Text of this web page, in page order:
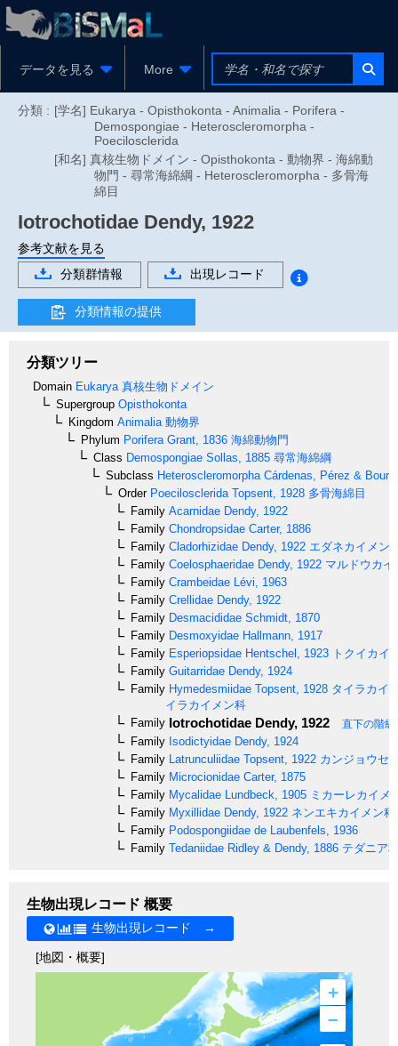
データを見る More
分類 : [学名] Eukarya - Opisthokonta - Animalia - Porifera -
Demospongiae - Heteroscleromorpha -
Poecilosclerida
[和名] 真核生物ドメイン - Opisthokonta - 動物界 - 海綿動
物門 - 尋常海綿綱 - Heteroscleromorpha - 多骨海
綿目
Iotrochotidae Dendy, 1922
参考文献を見る
分類群情報
出現レコード
分類情報の提供
分類ツリー
Domain Eukarya 真核生物ドメイン
Supergroup Opisthokonta
Kingdom Animalia 動物界
Phylum Porifera Grant, 1836 海綿動物門
Class Demospongiae Sollas, 1885 尋常海綿綱
Subclass Heteroscleromorpha Cárdenas, Pérez &
OrderPoecilosclerida Topsent, 1928 多骨海綿目
Family Acarnidae Dendy, 1922
Family Chondropsidae Carter, 1886
Family Cladorhizidae Dendy, 1922 エダネカイメン
Family Coelosphaeridae Dendy, 1922 マルドウカイ
Family Crambeidae Lévi, 1963
Family Crellidae Dendy, 1922
Family Desmacididae Schmidt, 1870
Family Desmoxyidae Hallmann, 1917
Family Esperiopsidae Hentschel, 1923 トクイカイ
Family Guitarridae Dendy, 1924
Family Hymedesmiidae Topsent, 1928 タイラカイ
イラカイメン科
Family Iotrochotidae Dendy, 1922 直下の階級
Family Isodictyidae Dendy, 1924
Family Latrunculiidae Topsent, 1922 カンジョウセ
Family Microcionidae Carter, 1875
Family Mycalidae Lundbeck, 1905 ミカーレカイメ
Family Myxillidae Dendy, 1922 ネンエキカイメン科
Family Podospongiidae de Laubenfels, 1936
Family Tedaniidae Ridley & Dendy, 1886 テダニア
生物出現レコード 概要
生物出現レコード →
[地図・概要]
+
–